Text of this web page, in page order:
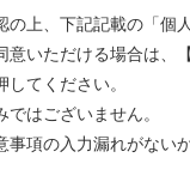
の上、下記記載の「個
意いただける場合は、
てください。
はございません。
事項の入力漏れがない